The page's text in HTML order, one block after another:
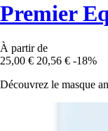
Premier
À partir de
25,00 € 20,56 € -18%
Découvrez le masque